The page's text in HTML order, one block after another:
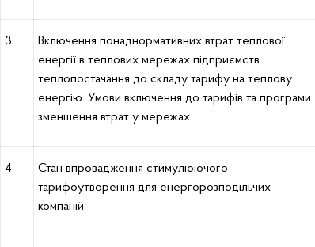
3
Включення понаднормативних втрат теплової
енергії в теплових мережах підприємств
теплопостачання до складу тарифу на теплову
енергію. Умови включення до тарифів та програми
зменшення втрат у мережах
4
Стан впровадження стимулюючого
тарифоутворення для енергорозподільчих
компаній